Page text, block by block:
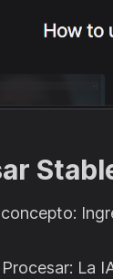
Procesar: La